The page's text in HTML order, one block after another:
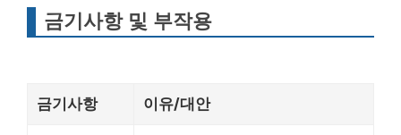
금기사항 및 부작용
금기사항 이유/대안